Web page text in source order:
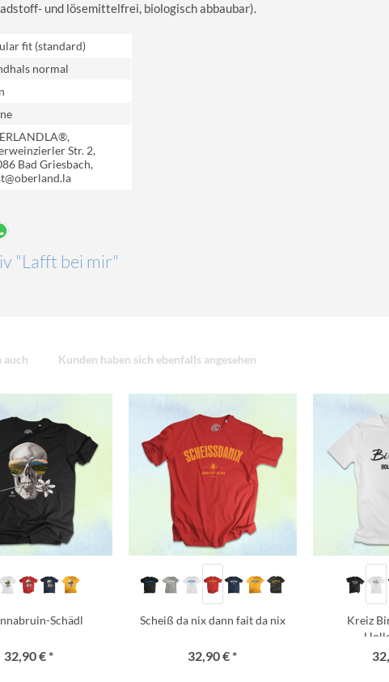
und lösemittelfrei, biologisch abbaubar).
fit (standard)
normal
Str. 2,
Bad Griesbach,
"Lafft bei mir"
auch Kunden haben sich ebenfalls angesehen
Schädl
32,90 € *
Scheiß da nix dann fait da nix
32,90 € *
Kreiz